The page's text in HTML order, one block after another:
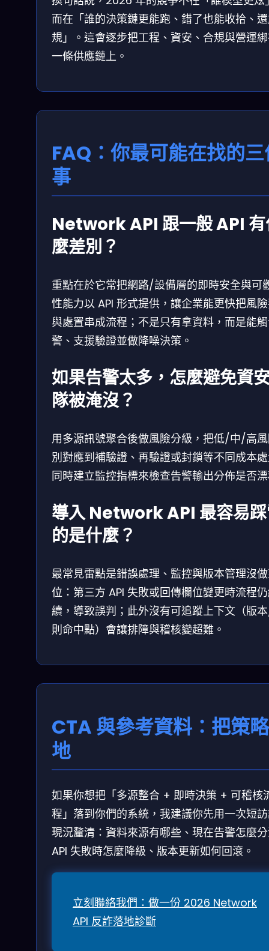
而在「誰的決策鏈更能跑、錯了也能收拾、
規」。這會逐步把工程、資安、合規與營運
一條供應鏈上。
FAQ：你最可能在找的
事
Network API 跟一般 API
麼差別？
重點在於它常把網路/設備層的即時安全與可
性能力以 API 形式提供，讓企業能更快把風
與處置串成流程；不是只有拿資料，而是能
警、支援驗證並做降噪決策。
如果告警太多，怎麼避免資
隊被淹沒？
用多源訊號聚合後做風險分級，把低/中/高
別對應到補驗證、再驗證或封鎖等不同成本
同時建立監控指標來檢查告警輸出分佈是否
導入 Network API 最容易
的是什麼？
最常見雷點是錯誤處理、監控與版本管理沒
位：第三方 API 失敗或回傳欄位變更時流程
續，導致誤判；此外沒有可追蹤上下文（版
則命中點）會讓排障與稽核變超難。
CTA 與參考資料：把策
地
如果你想把「多源整合 + 即時決策 + 可稽核
程」落到你們的系統，我建議你先用一次短
現況釐清：資料來源有哪些、現在告警怎麼
API 失敗時怎麼降級、版本更新如何回滾。
立刻聯絡我們：做一份 2026 Network
API 反詐落地診斷